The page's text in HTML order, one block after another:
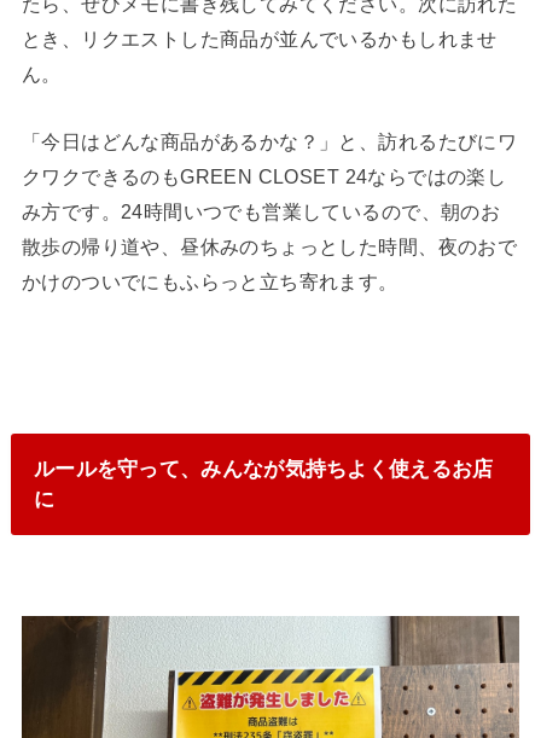
とき、リクエストした商品が並んでいるかもしれませ
ん。
「今日はどんな商品があるかな？」と、訪れるたびにワ
クワクできるのもGREEN CLOSET 24ならではの楽し
み方です。24時間いつでも営業しているので、朝のお
散歩の帰り道や、昼休みのちょっとした時間、夜のおで
かけのついでにもふらっと立ち寄れます。
ルールを守って、みんなが気持ちよく使えるお店
に